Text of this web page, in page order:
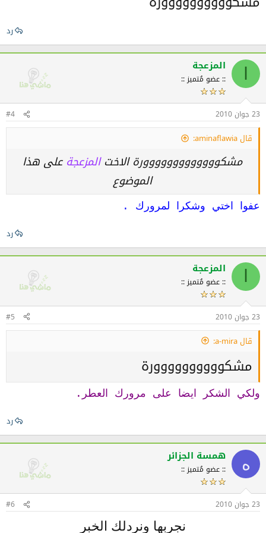
رد
المزعجة
:: عضو مُتميز ::
23 جوان 2010 #4
قال aminaflawia:
مشكووووووووووووورة الاختالمزعجةعلى هذا
الموضوع
عفوا اختي وشكرا لمرورك .
رد
المزعجة
:: عضو مُتميز ::
23 جوان 2010 #5
قال a-mira:
مشكوووووووووورة
ولكي الشكر ايضا على مرورك العطر.
رد
ه همسة الجزائر
:: عضو مُتميز ::
23 جوان 2010 #6
نجربها ونردلك الخبر